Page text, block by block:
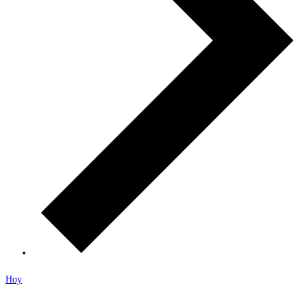
Hoy